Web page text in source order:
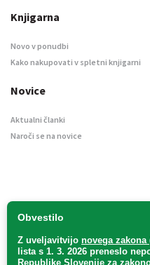
Obvestilo
Z uveljavitvijo novega zakona
lista s 1. 3. 2026 preneslo
Republike Slovenije za
Knjigarna
Novo v ponudbi
Kako nakupovati v spletni knjigarni
Novice
Aktualni članki
Naroči se na novice